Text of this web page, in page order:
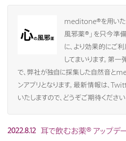
meditone®を用いた
風邪薬®」を只今準備
に、より効果的にご
してまいります。第
で、弊社が独自に採集した自然音と
ンアプリとなります。最新情報は、
いたしますので、どうぞご期待ください
2022.8.12 耳で飲むお薬® アップデ